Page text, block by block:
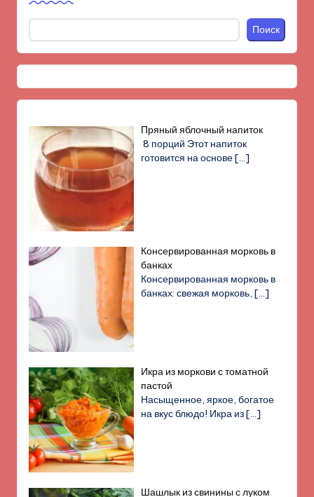
Поиск
Пряный яблочный напиток
8 порций Этот напиток
готовится на основе[…]
Консервированная морковь в
банках
Консервированная морковь в
банках: свежая морковь,[…]
Икра из моркови с томатной
пастой
Насыщенное, яркое, богатое
на вкус блюдо! Икра из[…]
Шашлык из свинины с луком